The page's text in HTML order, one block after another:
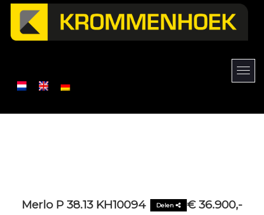
Merlo P 38.13 KH10094 € 36.900,-
Delen